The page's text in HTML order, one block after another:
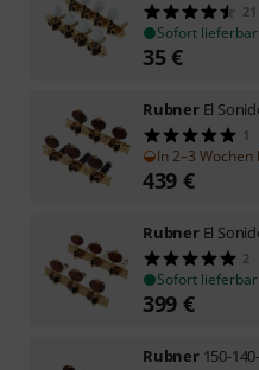
21
Sofort lieferbar
35€
Rubner El
1
In 2–3
439 €
Rubner El
2
Sofort lieferbar
399 €
Rubner 150-